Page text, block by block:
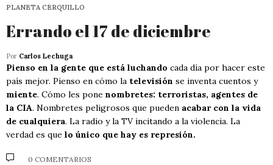
PLANETA CERQUILLO
Errando el 17 de diciembre
Por Carlos Lechuga
Pienso en la gente que está luchando cada día por hacer este
país mejor. Pienso en cómo la televisión se inventa cuentos y
miente. Cómo les pone nombretes: terroristas, agentes de
la CIA. Nombretes peligrosos que pueden acabar con la vida
de cualquiera. La radio y la TV incitando a la violencia. La
verdad es que lo único que hay es represión.
0 COMENTARIOS